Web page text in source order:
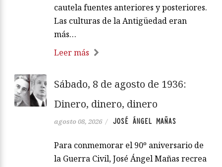
cautela fuentes anteriores y posteriores.
Las culturas de la Antigüedad eran
más…
Leer más
Sábado, 8 de agosto de 1936:
Dinero, dinero, dinero
agosto 08, 2026 / JOSÉ ÁNGEL MAÑAS
Para conmemorar el 90º aniversario de
la Guerra Civil, José Ángel Mañas recrea